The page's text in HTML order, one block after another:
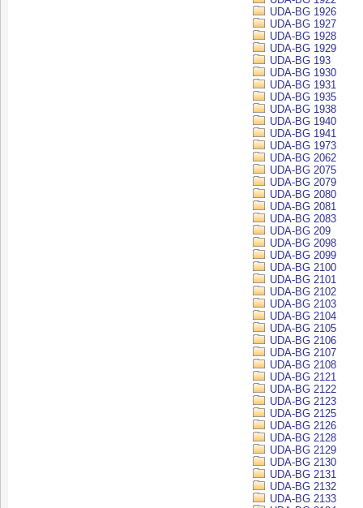
UDA-BG 1926
UDA-BG 1927
UDA-BG 1928
UDA-BG 1929
UDA-BG 193
UDA-BG 1930
UDA-BG 1931
UDA-BG 1935
UDA-BG 1938
UDA-BG 1940
UDA-BG 1941
UDA-BG 1973
UDA-BG 2062
UDA-BG 2075
UDA-BG 2079
UDA-BG 2080
UDA-BG 2081
UDA-BG 2083
UDA-BG 209
UDA-BG 2098
UDA-BG 2099
UDA-BG 2100
UDA-BG 2101
UDA-BG 2102
UDA-BG 2103
UDA-BG 2104
UDA-BG 2105
UDA-BG 2106
UDA-BG 2107
UDA-BG 2108
UDA-BG 2121
UDA-BG 2122
UDA-BG 2123
UDA-BG 2125
UDA-BG 2126
UDA-BG 2128
UDA-BG 2129
UDA-BG 2130
UDA-BG 2131
UDA-BG 2132
UDA-BG 2133